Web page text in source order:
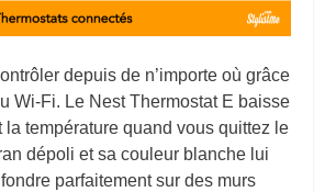
depuis de n’importe où grâce
Wi-Fi. Le Nest Thermostat E baisse
la température quand vous quittez le
dépoli et sa couleur blanche lui
parfaitement sur des murs